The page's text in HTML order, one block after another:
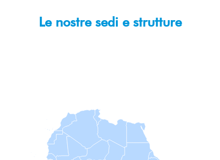
Le nostre sedi e strutture